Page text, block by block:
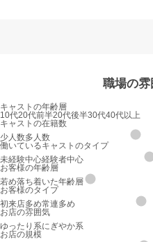
職場の
キャストの年齢層
10代20代前半20代後半30代40代以上
キャストの在籍数
少人数多人数
働いているキャストのタイプ
未経験中心経験者中心
お客様の年齢層
若め落ち着いた年齢層
お客様のタイプ
初来店多め常連多め
お店の雰囲気
ゆったり系にぎやか系
お店の規模